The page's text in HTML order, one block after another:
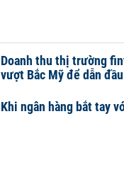
Doanh thu thị trường
vượt Bắc Mỹ để dẫn
Khi ngân hàng bắt tay